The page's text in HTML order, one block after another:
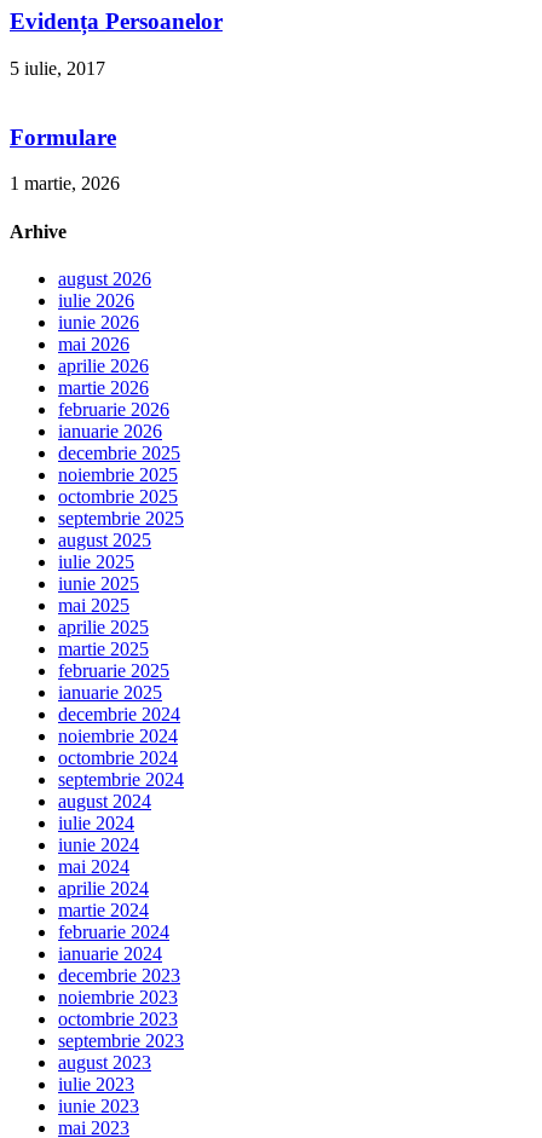
Evidența Persoanelor
5 iulie, 2017
Formulare
1 martie, 2026
Arhive
august 2026
iulie 2026
iunie 2026
mai 2026
aprilie 2026
martie 2026
februarie 2026
ianuarie 2026
decembrie 2025
noiembrie 2025
octombrie 2025
septembrie 2025
august 2025
iulie 2025
iunie 2025
mai 2025
aprilie 2025
martie 2025
februarie 2025
ianuarie 2025
decembrie 2024
noiembrie 2024
octombrie 2024
septembrie 2024
august 2024
iulie 2024
iunie 2024
mai 2024
aprilie 2024
martie 2024
februarie 2024
ianuarie 2024
decembrie 2023
noiembrie 2023
octombrie 2023
septembrie 2023
august 2023
iulie 2023
iunie 2023
mai 2023